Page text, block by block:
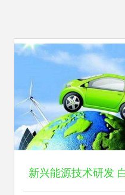
新兴能源技术研发